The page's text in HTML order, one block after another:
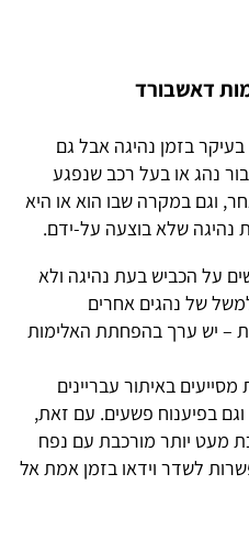
דאשבורד
בזמן נהיגה אבל גם
נהג או בעל רכב שנפגע
וגם במקרה שבו הוא או היא
נהיגה שלא בוצעה על-ידם.
על הכביש בעת נהיגה ולא
של נהגים אחרים
– יש ערך בהפחתת האלימות
מסייעים באיתור עבריינים
וגם בפיענוח פשעים. עם זאת,
מעט יותר מורכבת עם נפח
לשדר וידאו בזמן אמת אל